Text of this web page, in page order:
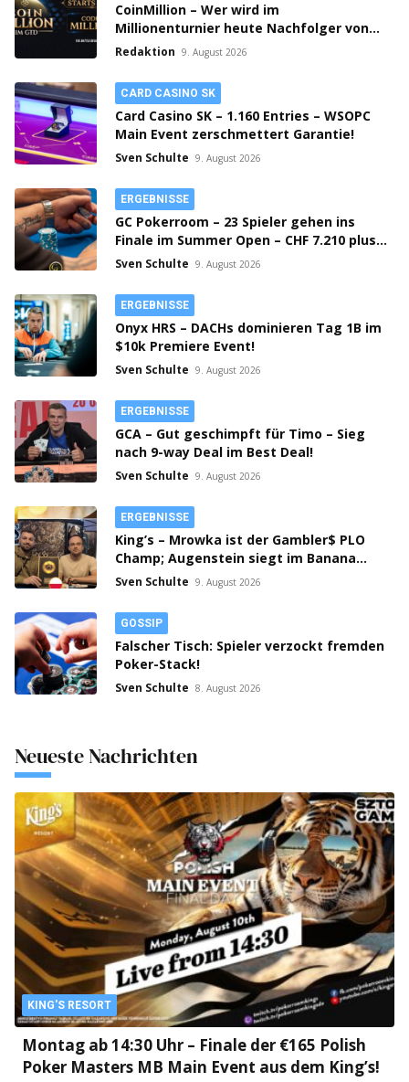
CoinMillion – Wer wird im
Millionenturnier heute Nachfolger von
„monc“!
Redaktion 9. August 2026
CARD CASINO SK
Card Casino SK – 1.160 Entries – WSOPC
Main Event zerschmettert Garantie!
Sven Schulte 9. August 2026
ERGEBNISSE
GC Pokerroom – 23 Spieler gehen ins
Finale im Summer Open – CHF 7.210 plus
Bounties on Top!
Sven Schulte 9. August 2026
ERGEBNISSE
Onyx HRS – DACHs dominieren Tag 1B im
$10k Premiere Event!
Sven Schulte 9. August 2026
ERGEBNISSE
GCA – Gut geschimpft für Timo – Sieg
nach 9-way Deal im Best Deal!
Sven Schulte 9. August 2026
ERGEBNISSE
King’s – Mrowka ist der Gambler$ PLO
Champ; Augenstein siegt im Banana
Cup!
Sven Schulte 9. August 2026
GOSSIP
Falscher Tisch: Spieler verzockt fremden
Poker-Stack!
Sven Schulte 8. August 2026
Neueste Nachrichten
KING'S RESORT
Montag ab 14:30 Uhr – Finale der €165 Polish
Poker Masters MB Main Event aus dem King’s!